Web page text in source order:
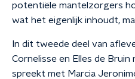
potentiële mantelzorgers
wat het eigenlijk inhoudt,
In dit tweede deel van
Cornelisse en Elles de
spreekt met Marcia